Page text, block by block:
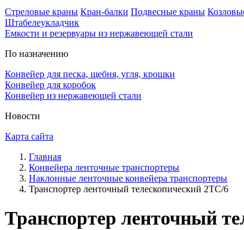
Стреловые краны Кран-балки Подвесные краны
Штабелеукладчик
Емкости и резервуары из нержавеющей стали
По назначению
Конвейер для песка, щебня, угля, крошки
Конвейер для коробок
Конвейер из нержавеющей стали
Новости
Карта сайта
Главная
Конвейера ленточные транспортеры
Наклонные ленточные конвейера транспортеры
Транспортер ленточный телескопический 2ТС/6
Транспортер ленточный